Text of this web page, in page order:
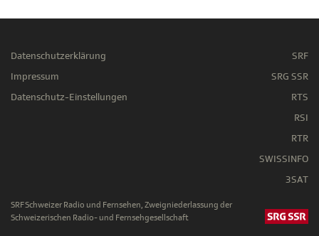
Datenschutzerklärung
Impressum
Datenschutz-Einstellungen
SRF
SRG SSR
RTS
RSI
RTR
SWISSINFO
3SAT
SRF Schweizer Radio und Fernsehen, Zweigniederlassung der
Schweizerischen Radio- und Fernsehgesellschaft